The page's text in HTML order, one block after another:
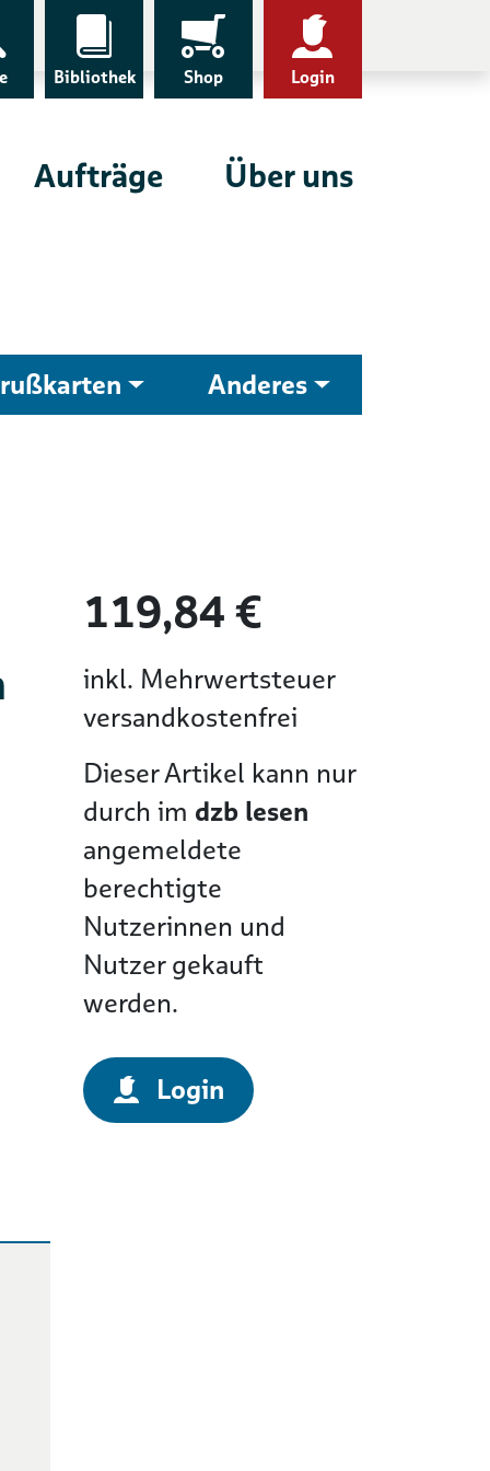
Bibliothek Shop Login
Aufträge Über uns
Anderes
119,84 €
inkl. Mehrwertsteuer
versandkostenfrei
Dieser Artikel kann nur
durch im dzb lesen
angemeldete
berechtigte
Nutzerinnen und
Nutzer gekauft
werden.
Login